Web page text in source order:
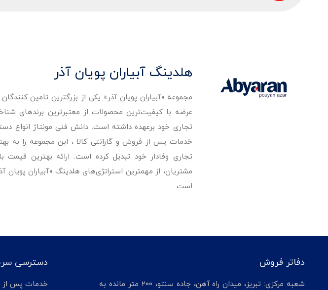
هلدینگ آبیاران پویان آذر
مجموعه «آبیاران پویان آذر» یکی از بزرگترین تامین
تجاری خود برعهده داشته است. دانش فنی مونتاژ انواع
خدمات پس از فروش و گارانتی کالا ، این مجموعه را به
تجاری وفادار خود تبدیل کرده است. ارائه بهترین
مشتریان، از مهمترین استراتژی‌های هلدینگ «آبیاران
است.
دفاتر فروش
شعبه مرکزی: تبریز، میدان راه آهن، جاده سنتو، 200 متر مانده به
دسترسی
خدمات پس